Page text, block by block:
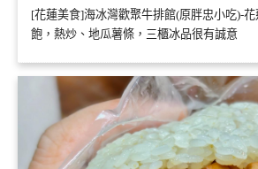
[花蓮美食]海冰灣歡聚牛排館(原胖忠小吃)-花
飽，熱炒、地瓜薯條，三櫃冰品很有誠意